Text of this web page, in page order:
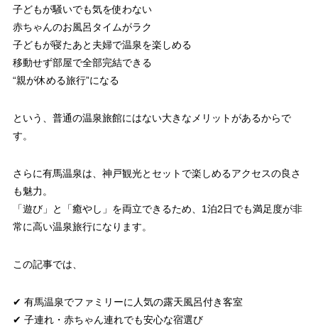
子どもが騒いでも気を使わない
赤ちゃんのお風呂タイムがラク
子どもが寝たあと夫婦で温泉を楽しめる
移動せず部屋で全部完結できる
“親が休める旅行”になる
という、普通の温泉旅館にはない大きなメリットがあるからで
す。
さらに有馬温泉は、神戸観光とセットで楽しめるアクセスの良さ
も魅力。
「遊び」と「癒やし」を両立できるため、1泊2日でも満足度が非
常に高い温泉旅行になります。
この記事では、
✔ 有馬温泉でファミリーに人気の露天風呂付き客室
✔ 子連れ・赤ちゃん連れでも安心な宿選び